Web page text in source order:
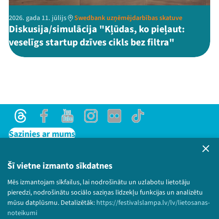
Šī vietne izmanto sīkdatnes
Mēs izmantojam sīkfailus, lai nodrošinātu un uzlabotu lietotāju
pieredzi, nodrošinātu sociālo saziņas līdzekļu funkcijas un analizētu
mūsu datplūsmu. Detalizētāk: https://festivalslampa.lv/lv/lietosanas-
noteikumi
2026. gada 11. jūlijs Swedbank uzņēmējdarbības skatuve
Diskusija/simulācija "Kļūdas, ko pieļaut:
veselīgs startup dzīves cikls bez filtra"
ThreadsFacebookYoutubeInstagram
Flick TikTok
Sazinies ar mums
Lietošanas noteikumi un sīkdatņu politika
Bērnu aizsardzības politika
© 2026 Sarunu festivāls LAMPA Visas tiesības
paturētas.